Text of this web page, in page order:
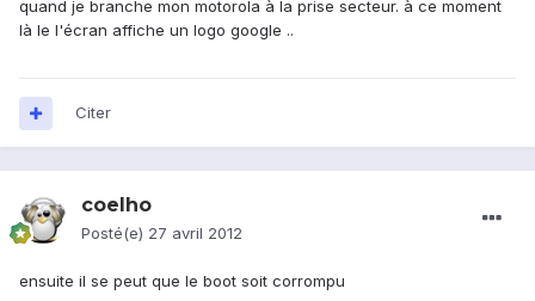
quand je branche mon motorola à la prise secteur. à ce moment
là le l'écran affiche un logo google ..
Citer
coelho
Posté(e) 27 avril 2012
ensuite il se peut que le boot soit corrompu